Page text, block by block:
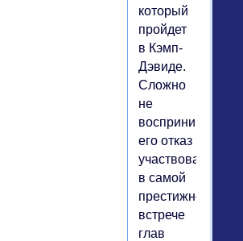
который
пройдет
в Кэмп-
Дэвиде.
Сложно
не
воспринимать
его отказ
участвовать
в самой
престижной
встрече
глав